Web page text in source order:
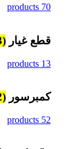
70 products
قطع غيار (13)
13 products
كمبرسور (52)
52 products